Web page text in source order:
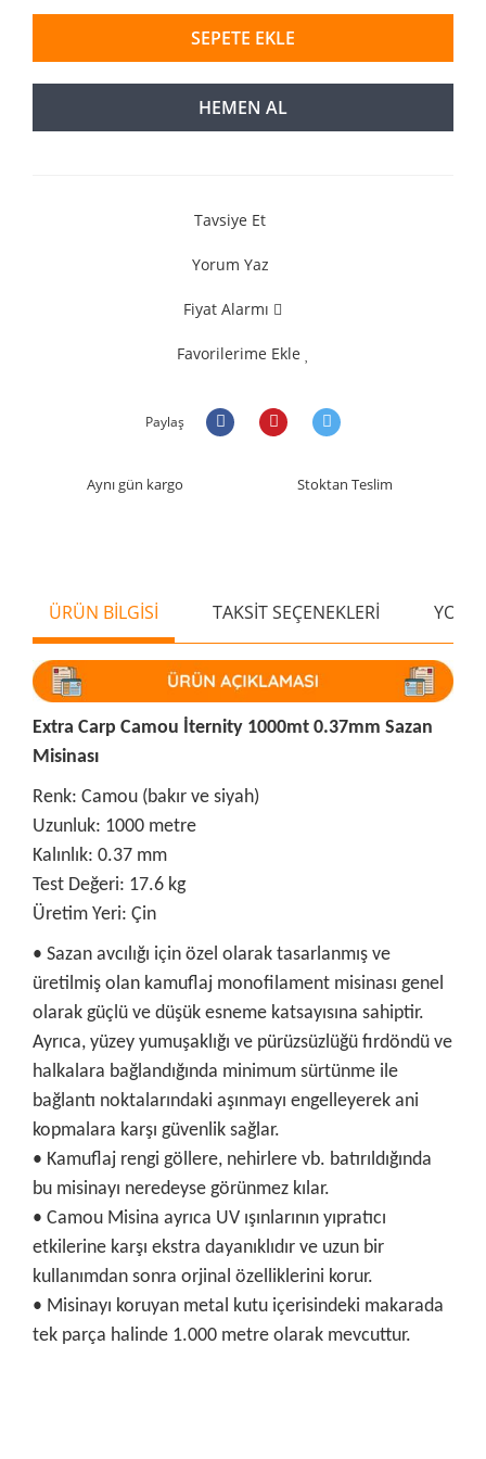
SEPETE EKLE
HEMEN AL
Tavsiye Et
Yorum Yaz
Fiyat Alarmı
Favorilerime Ekle
Paylaş
Aynı gün kargo Stoktan Teslim
ÜRÜN BİLGİSİ TAKSİT SEÇENEKLERİ
Extra Carp Camou İternity 1000mt 0.37mm Sazan
Misinası
Renk: Camou (bakır ve siyah)
Uzunluk: 1000 metre
Kalınlık: 0.37 mm
Test Değeri: 17.6 kg
Üretim Yeri: Çin
• Sazan avcılığı için özel olarak tasarlanmış ve
üretilmiş olan kamuflaj monofilament misinası genel
olarak güçlü ve düşük esneme katsayısına sahiptir.
Ayrıca, yüzey yumuşaklığı ve pürüzsüzlüğü fırdöndü ve
halkalara bağlandığında minimum sürtünme ile
bağlantı noktalarındaki aşınmayı engelleyerek ani
kopmalara karşı güvenlik sağlar.
• Kamuflaj rengi göllere, nehirlere vb. batırıldığında
bu misinayı neredeyse görünmez kılar.
• Camou Misina ayrıca UV ışınlarının yıpratıcı
etkilerine karşı ekstra dayanıklıdır ve uzun bir
kullanımdan sonra orjinal özelliklerini korur.
• Misinayı koruyan metal kutu içerisindeki makarada
tek parça halinde 1.000 metre olarak mevcuttur.